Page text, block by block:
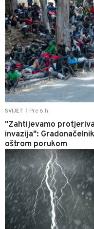
SVIJET Pre 6 h
"Zahtijevamo
invazija":
oštrom porukom